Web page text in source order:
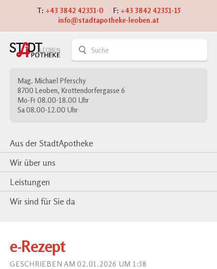
T: +43 3842 42351-0 F: +43 3842 42351-15
info@stadtapotheke-leoben.at
Mag. Michael Pferschy
8700 Leoben, Krottendorfergasse 6
Mo-Fr 08.00-18.00 Uhr
Sa 08.00-12.00 Uhr
Aus der StadtApotheke
Wir über uns
Leistungen
Wir sind für Sie da
e-Rezept
GESCHRIEBEN AM 02.01.2026 UM 1:58